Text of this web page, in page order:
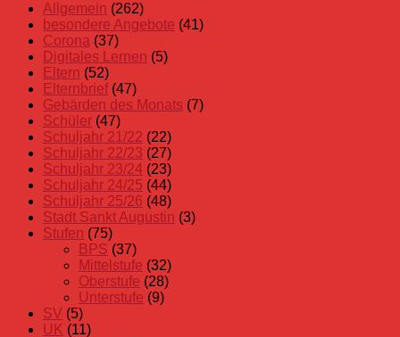
Allgemein (262)
besondere Angebote (41)
Corona (37)
Digitales Lernen (5)
Eltern (52)
Elternbrief(47)
Gebärden des Monats (7)
Schüler (47)
Schuljahr 21/22 (22)
Schuljahr 22/23 (27)
Schuljahr 23/24 (23)
Schuljahr 24/25 (44)
Schuljahr 25/26 (48)
Stadt Sankt Augustin (3)
Stufen (75)
BPS (37)
Mittelstufe (32)
Oberstufe (28)
Unterstufe (9)
SV (5)
UK (11)